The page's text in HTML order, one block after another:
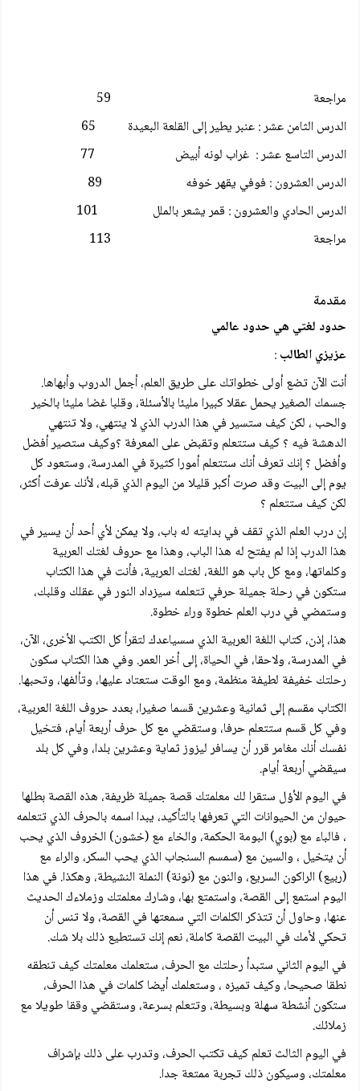
مراجعة 59
الدرس الثامن عشر : عنبر يطير إلى القلعة البعيدة 65
الدرس التاسع عشر : غراب لونه أبيض 77
الدرس العشرون : فوفي يقهر خوفه 89
الدرس الحادي والعشرون : قمر يشعر بالملل 101
مراجعة 113
مقدمة
حدود لغتي هي حدود عالمي
عزيزي الطالب:
أنت الآن تضع أولى خطواتك على طريق العلم، أجمل الدروب وأبهاها.
جسمك الصغير يحمل عقلا كبيرا مليئا بالأسئلة، وقلبا غضا مليئا بالخير
والحب ، لكن كيف ستسير في هذا الدرب الذي لا ينتهي، ولا تنتهي
الدهشة فيه ؟ كيف ستتعلم وتقبض على المعرفة ؟وكيف ستصير أفضل
وأفضل ؟ إنك تعرف أنك ستتعلم أمورا كثيرة في المدرسة، وستعود كل
يوم إلى البيت وقد صرت أكبر قليلا من اليوم الذي قبله، لأنك عرفت أكثر،
لكن كيف ستتعلم ؟
إن درب العلم الذي تقف في بدايته له باب، ولا يمكن لأي أحد أن يسير في
هذا الدرب إذا لم يفتح له هذا الباب، وهذا مع حروف لغتك العربية
وكلماتها، ومع كل باب هو اللغة، لغتك العربية، فأنت في هذا الكتاب
ستكون في رحلة جميلة حرفي تتعلمه سيزداد النور في عقلك وقلبك،
وستمضي في درب العلم خطوة وراء خطوة.
هذا، إذن، كتاب اللغة العربية الذي سسياعدك لتقرأ كل الكتب الأخرى، الآن،
في المدرسة، ولاحقا، في الحياة، إلى أخر العمر. وفي هذا الكتاب سكون
رحلتك خفيفة لطيفة منظمة، ومع الوقت ستعتاد عليها، وتألفها، وتحبها.
الكتاب مقسم إلى ثمانية وعشرين قسما صغيرا، بعدد حروف اللغة العربية،
وفي كل قسم ستتعلم حرفا، وستقضي مع كل حرف أربعة أيام، فتخيل
نفسك أنك مغامر قرر أن يسافر ليزوز ثماية وعشرين بلدا، وفي كل بلد
سيقضي أربعة أيام.
في اليوم الأؤل ستقرا لك معلمتك قصة جميلة ظريفة، هذه القصة بطلها
حيوان من الحيوانات التي تعرفها بالتأكيد، يبدا اسمه بالحرف الذي تتعلمه
، فالباء مع (بوي) البومة الحكمة، والخاء مع (خشون) الخروف الذي يحب
أن يتخيل ، والسين مع (سمسم السنجاب الذي يحب السكر، والراء مع
(ربيع) الراكون السريع، والنون مع (نونة) النملة النشيطة، وهكذا. في هذا
اليوم استمع إلى القصة، واستمتع بها، وشارك معلمتك وزملاءك الحديث
عنها، وحاول أن تتذكر الكلمات التي سمعتها في القصة، ولا تنس أن
تحكي لأمك في البيت القصة كاملة، نعم إنك تستطيع ذلك بلا شك.
في اليوم الثاني ستبدأ رحلتك مع الحرف، ستعلمك معلمتك كيف تنطقه
نطقا صحيحا، وكيف تميزه ، وستعلمك أيضا كلمات في هذا الحرف،
ستكون أنشطة سهلة وبسيطة، وتتعلم بسرعة، وستقضي وققا طويلا مع
زملائك.
في اليوم الثالث تعلم كيف تكتب الحرف، وتدرب على ذلك بإشراف
معلمتك، وسيكون ذلك تجربة ممتعة جدا.